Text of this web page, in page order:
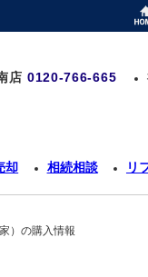
店 0120-766-665
却 相続相談 リ
）の購入情報